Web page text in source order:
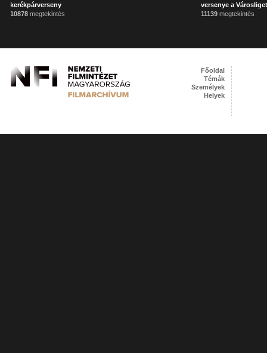
kerékpárverseny
10878 megtekintés
versenye a
11139 megtekintés
Főoldal
Témák
Személyek
Helyek